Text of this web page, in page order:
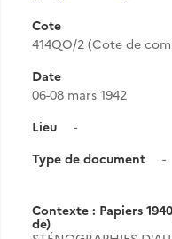
Cote
414QO/2 (Cote de
Date
06-08 mars 1942
Lieu
-
Type de document
-
Contexte : Papiers
de)